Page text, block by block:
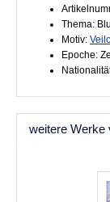
Thema:
Motiv:
Epoche:
weitere Werke